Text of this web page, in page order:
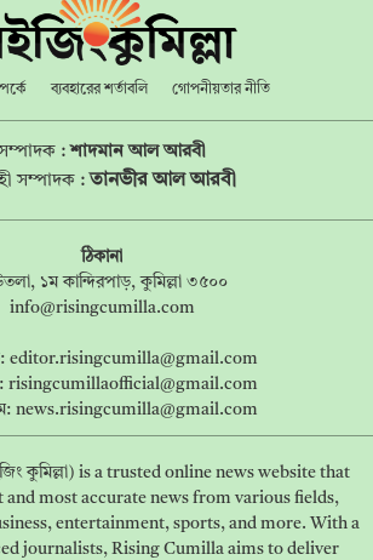
ব্যবহারের শর্তাবলি গোপনীয়তার নীতি
:শাদমান আল আরবী
সম্পাদক : তানভীর আল আরবী
ঠিকানা
১ম কান্দিরপাড়, কুমিল্লা ৩৫০০
info@risingcumilla.com
editor.risingcumilla@gmail.com
risingcumillaofficial@gmail.com
news.risingcumilla@gmail.com
কুমিল্লা) is a trusted online news website that
and most accurate news from various fields,
entertainment, sports, and more. With a
journalists, Rising Cumilla aims to deliver